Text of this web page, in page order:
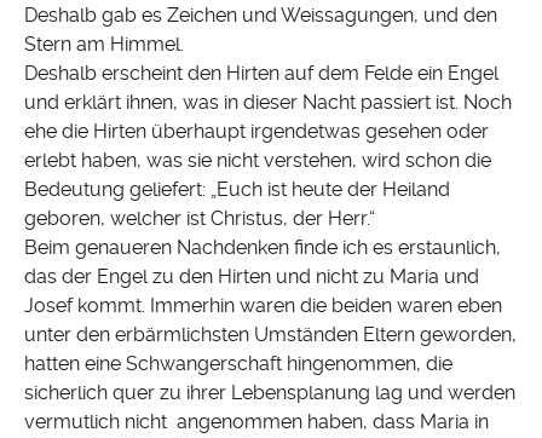
Deshalb gab es Zeichen und Weissagungen, und den
Stern am Himmel.
Deshalb erscheint den Hirten auf dem Felde ein Engel
und erklärt ihnen, was in dieser Nacht passiert ist. Noch
ehe die Hirten überhaupt irgendetwas gesehen oder
erlebt haben, was sie nicht verstehen, wird schon die
Bedeutung geliefert: „Euch ist heute der Heiland
geboren, welcher ist Christus, der Herr.“
Beim genaueren Nachdenken finde ich es erstaunlich,
das der Engel zu den Hirten und nicht zu Maria und
Josef kommt. Immerhin waren die beiden waren eben
unter den erbärmlichsten Umständen Eltern geworden,
hatten eine Schwangerschaft hingenommen, die
sicherlich quer zu ihrer Lebensplanung lag und werden
vermutlich nicht angenommen haben, dass Maria in